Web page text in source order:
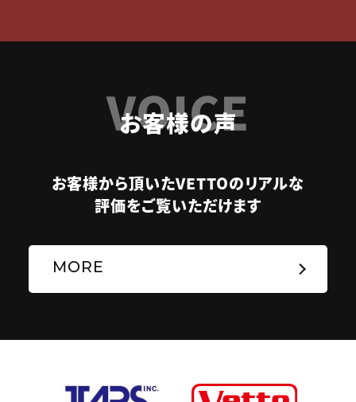
VOICE
お客様の声
お客様から頂いたVETTOのリアルな
評価をご覧いただけます
MORE